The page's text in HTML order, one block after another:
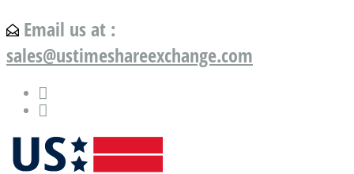
Email us at :
sales@ustimeshareexchange.com